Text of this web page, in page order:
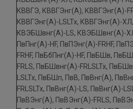
КВВГЭ, КВВГЭнг(А), КВВГЭнг(А)-
КВВГЭнг(А)-LSLTx, КВВГЭнг(А)-
КВЭБШвнг(А)-LS, КВЭБШвнг(А)-
ПвПнг(А)-HF, ПвПЭнг(А)-FRHF,
FRHF, ПвБбПнг(А)-HF, ПвБШв,
FRLS, ПвБШвнг(А)-FRLSLTx,
LSLTx, ПвБШп, ПвВ, ПвВнг(А),
FRLSLTx, ПвВнг(А)-LS, ПвВнг(А)-
ПвВЭнг(А), ПвВЭнг(А)-FRLS,